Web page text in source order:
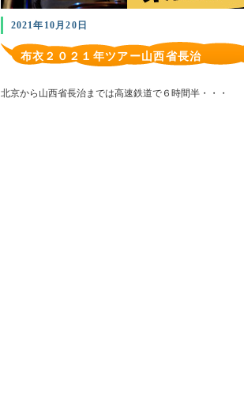
2021年10月20日
布衣２０２１年ツアー山西省長治
北京から山西省長治までは高速鉄道で６時間半・・・